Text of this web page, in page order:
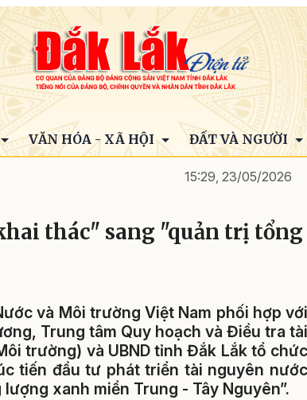
VĂN HÓA - XÃ HỘI ĐẤT VÀ NGƯỜI
15:29, 23/05/2026
thác" sang "quản trị tổng
và Môi trường Việt Nam phối hợp với
Trung tâm Quy hoạch và Điều tra tài
trường) và UBND tỉnh Đắk Lắk tổ chức
tiến đầu tư phát triển tài nguyên nước
xanh miền Trung - Tây Nguyên”.